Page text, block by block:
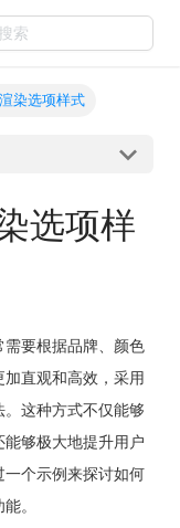
索
染选项样式
选项样
要根据品牌、颜色
直观和高效，采用
这种方式不仅能够
够极大地提升用户
个示例来探讨如何
。